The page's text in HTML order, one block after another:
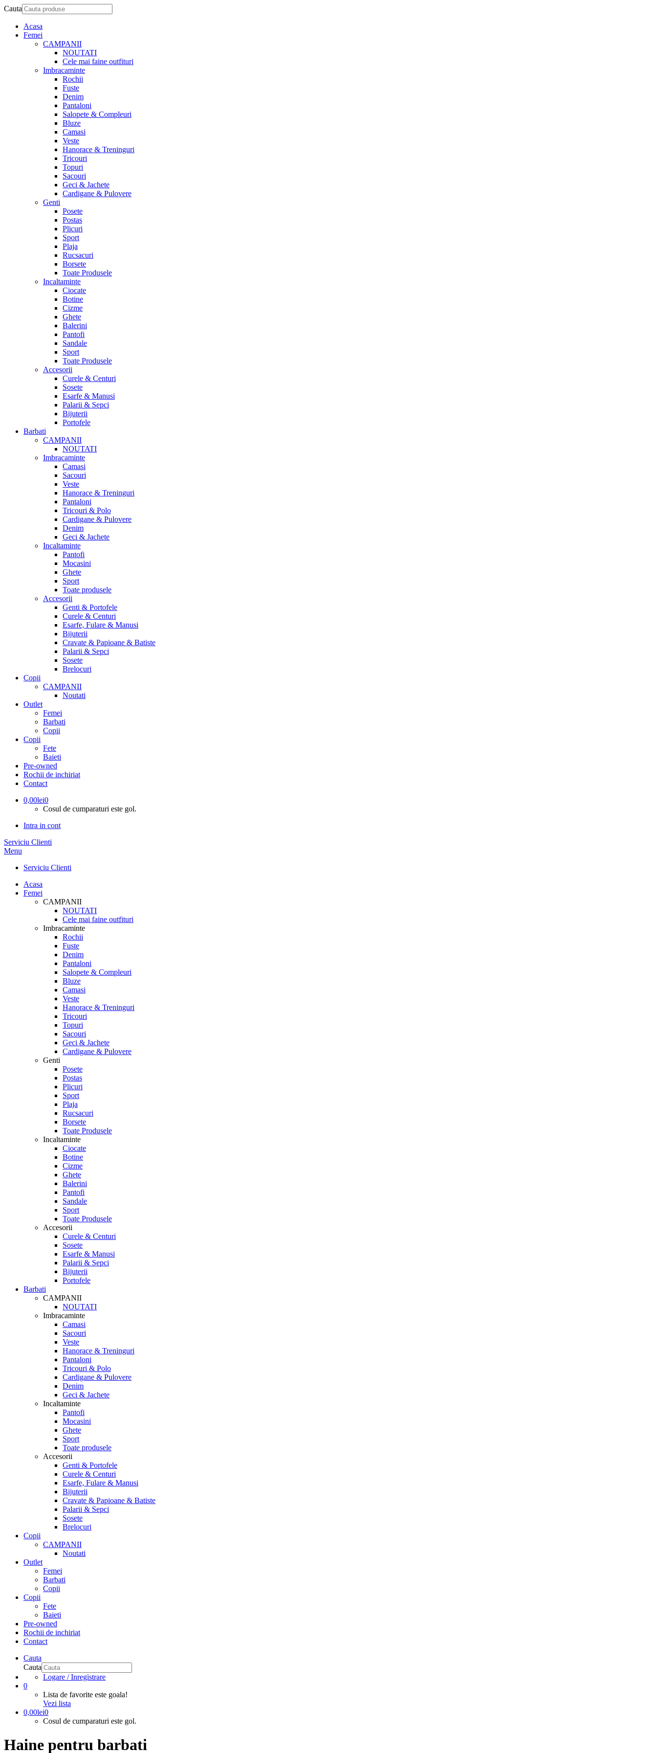
Cauta
Acasa
Femei
CAMPANII
NOUTATI
Cele mai faine outfituri
Imbracaminte
Rochii
Fuste
Denim
Pantaloni
Salopete & Compleuri
Bluze
Camasi
Veste
Hanorace & Treninguri
Tricouri
Topuri
Sacouri
Geci & Jachete
Cardigane & Pulovere
Genti
Posete
Postas
Plicuri
Sport
Plaja
Rucsacuri
Borsete
Toate Produsele
Incaltaminte
Ciocate
Botine
Cizme
Ghete
Balerini
Pantofi
Sandale
Sport
Toate Produsele
Accesorii
Curele & Centuri
Sosete
Esarfe & Manusi
Palarii & Sepci
Bijuterii
Portofele
Barbati
CAMPANII
NOUTATI
Imbracaminte
Camasi
Sacouri
Veste
Hanorace & Treninguri
Pantaloni
Tricouri & Polo
Cardigane & Pulovere
Denim
Geci & Jachete
Incaltaminte
Pantofi
Mocasini
Ghete
Sport
Toate produsele
Accesorii
Genti & Portofele
Curele & Centuri
Esarfe, Fulare & Manusi
Bijuterii
Cravate & Papioane & Batiste
Palarii & Sepci
Sosete
Brelocuri
Copii
CAMPANII
Noutati
Outlet
Femei
Barbati
Copii
Copii
Fete
Baieti
Pre-owned
Rochii de inchiriat
Contact
0,00lei0
Cosul de cumparaturi este gol.
Intra in cont
Serviciu Clienti
Menu
Serviciu Clienti
Acasa
Femei
CAMPANII
NOUTATI
Cele mai faine outfituri
Imbracaminte
Rochii
Fuste
Denim
Pantaloni
Salopete & Compleuri
Bluze
Camasi
Veste
Hanorace & Treninguri
Tricouri
Topuri
Sacouri
Geci & Jachete
Cardigane & Pulovere
Genti
Posete
Postas
Plicuri
Sport
Plaja
Rucsacuri
Borsete
Toate Produsele
Incaltaminte
Ciocate
Botine
Cizme
Ghete
Balerini
Pantofi
Sandale
Sport
Toate Produsele
Accesorii
Curele & Centuri
Sosete
Esarfe & Manusi
Palarii & Sepci
Bijuterii
Portofele
Barbati
CAMPANII
NOUTATI
Imbracaminte
Camasi
Sacouri
Veste
Hanorace & Treninguri
Pantaloni
Tricouri & Polo
Cardigane & Pulovere
Denim
Geci & Jachete
Incaltaminte
Pantofi
Mocasini
Ghete
Sport
Toate produsele
Accesorii
Genti & Portofele
Curele & Centuri
Esarfe, Fulare & Manusi
Bijuterii
Cravate & Papioane & Batiste
Palarii & Sepci
Sosete
Brelocuri
Copii
CAMPANII
Noutati
Outlet
Femei
Barbati
Copii
Copii
Fete
Baieti
Pre-owned
Rochii de inchiriat
Contact
Cauta
Cauta
Logare / Inregistrare
0
Lista de favorite este goala!
Vezi lista
0,00lei0
Cosul de cumparaturi este gol.
Haine pentru barbati